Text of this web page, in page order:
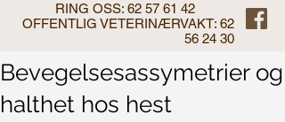
RING OSS: 62 57 61 42
OFFENTLIG VETERINÆRVAKT: 62
56 24 30
Bevegelsesassymetrier og
halthet hos hest